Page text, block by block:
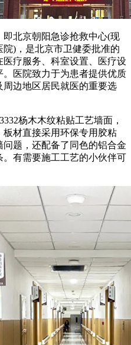
北京朝阳急诊抢救中心(现
)，是北京市卫健委批准的
疗服务、科室设置、医疗设
医院致力于为患者提供优质
边地区居民就医的重要选
杨木木纹粘贴工艺墙面，
材直接采用环保专用胶粘
问题，还配备了同色的铝合金
。有需要施工工艺的小伙伴可